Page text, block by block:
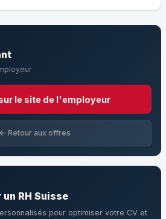
le site de l'employeur
← Retour aux offres
RH Suisse
pour optimiser votre CV et